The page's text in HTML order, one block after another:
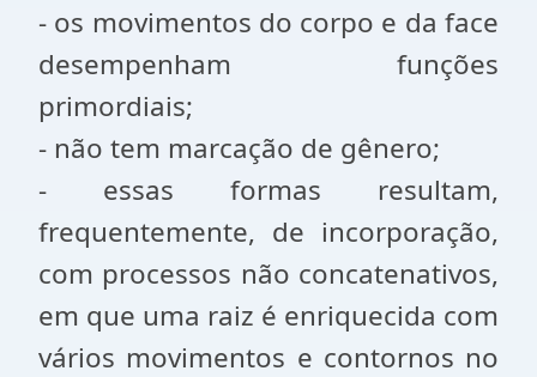
- os movimentos do corpo e da face
desempenham funções
primordiais;
- não tem marcação de gênero;
- essas formas resultam,
frequentemente, de incorporação,
com processos não concatenativos,
em que uma raiz é enriquecida com
vários movimentos e contornos no